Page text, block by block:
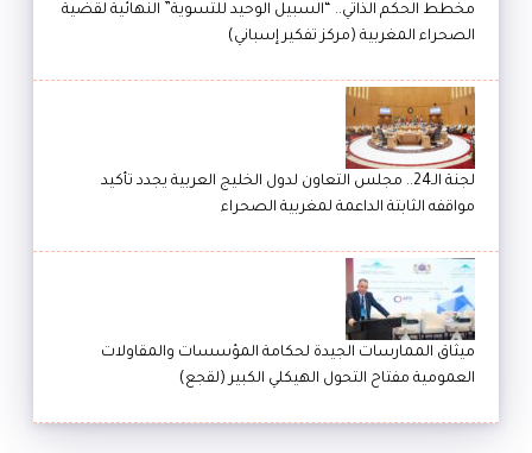
مخطط الحكم الذاتي.. “السبيل الوحيد للتسوية” النهائية لقضية
الصحراء المغربية (مركز تفكير إسباني)
لجنة الـ24.. مجلس التعاون لدول الخليج العربية يجدد تأكيد
مواقفه الثابتة الداعمة لمغربية الصحراء
ميثاق الممارسات الجيدة لحكامة المؤسسات والمقاولات
العمومية مفتاح التحول الهيكلي الكبير (لقجع)